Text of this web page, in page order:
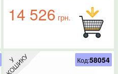
14 526 грн.
Код:58054